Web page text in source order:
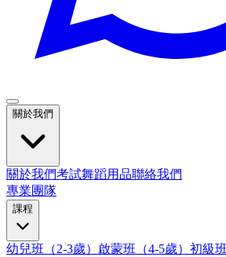
關於我們
關於我們考試舞蹈用品聯絡我們
專業團隊
課程
幼兒班（2-3歲） 啟蒙班（4-5歲） 初級